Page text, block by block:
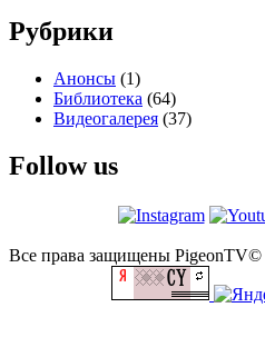
Рубрики
Анонсы (1)
Библиотека (64)
Видеогалерея (37)
Follow us
Все права защищены PigeonTV©